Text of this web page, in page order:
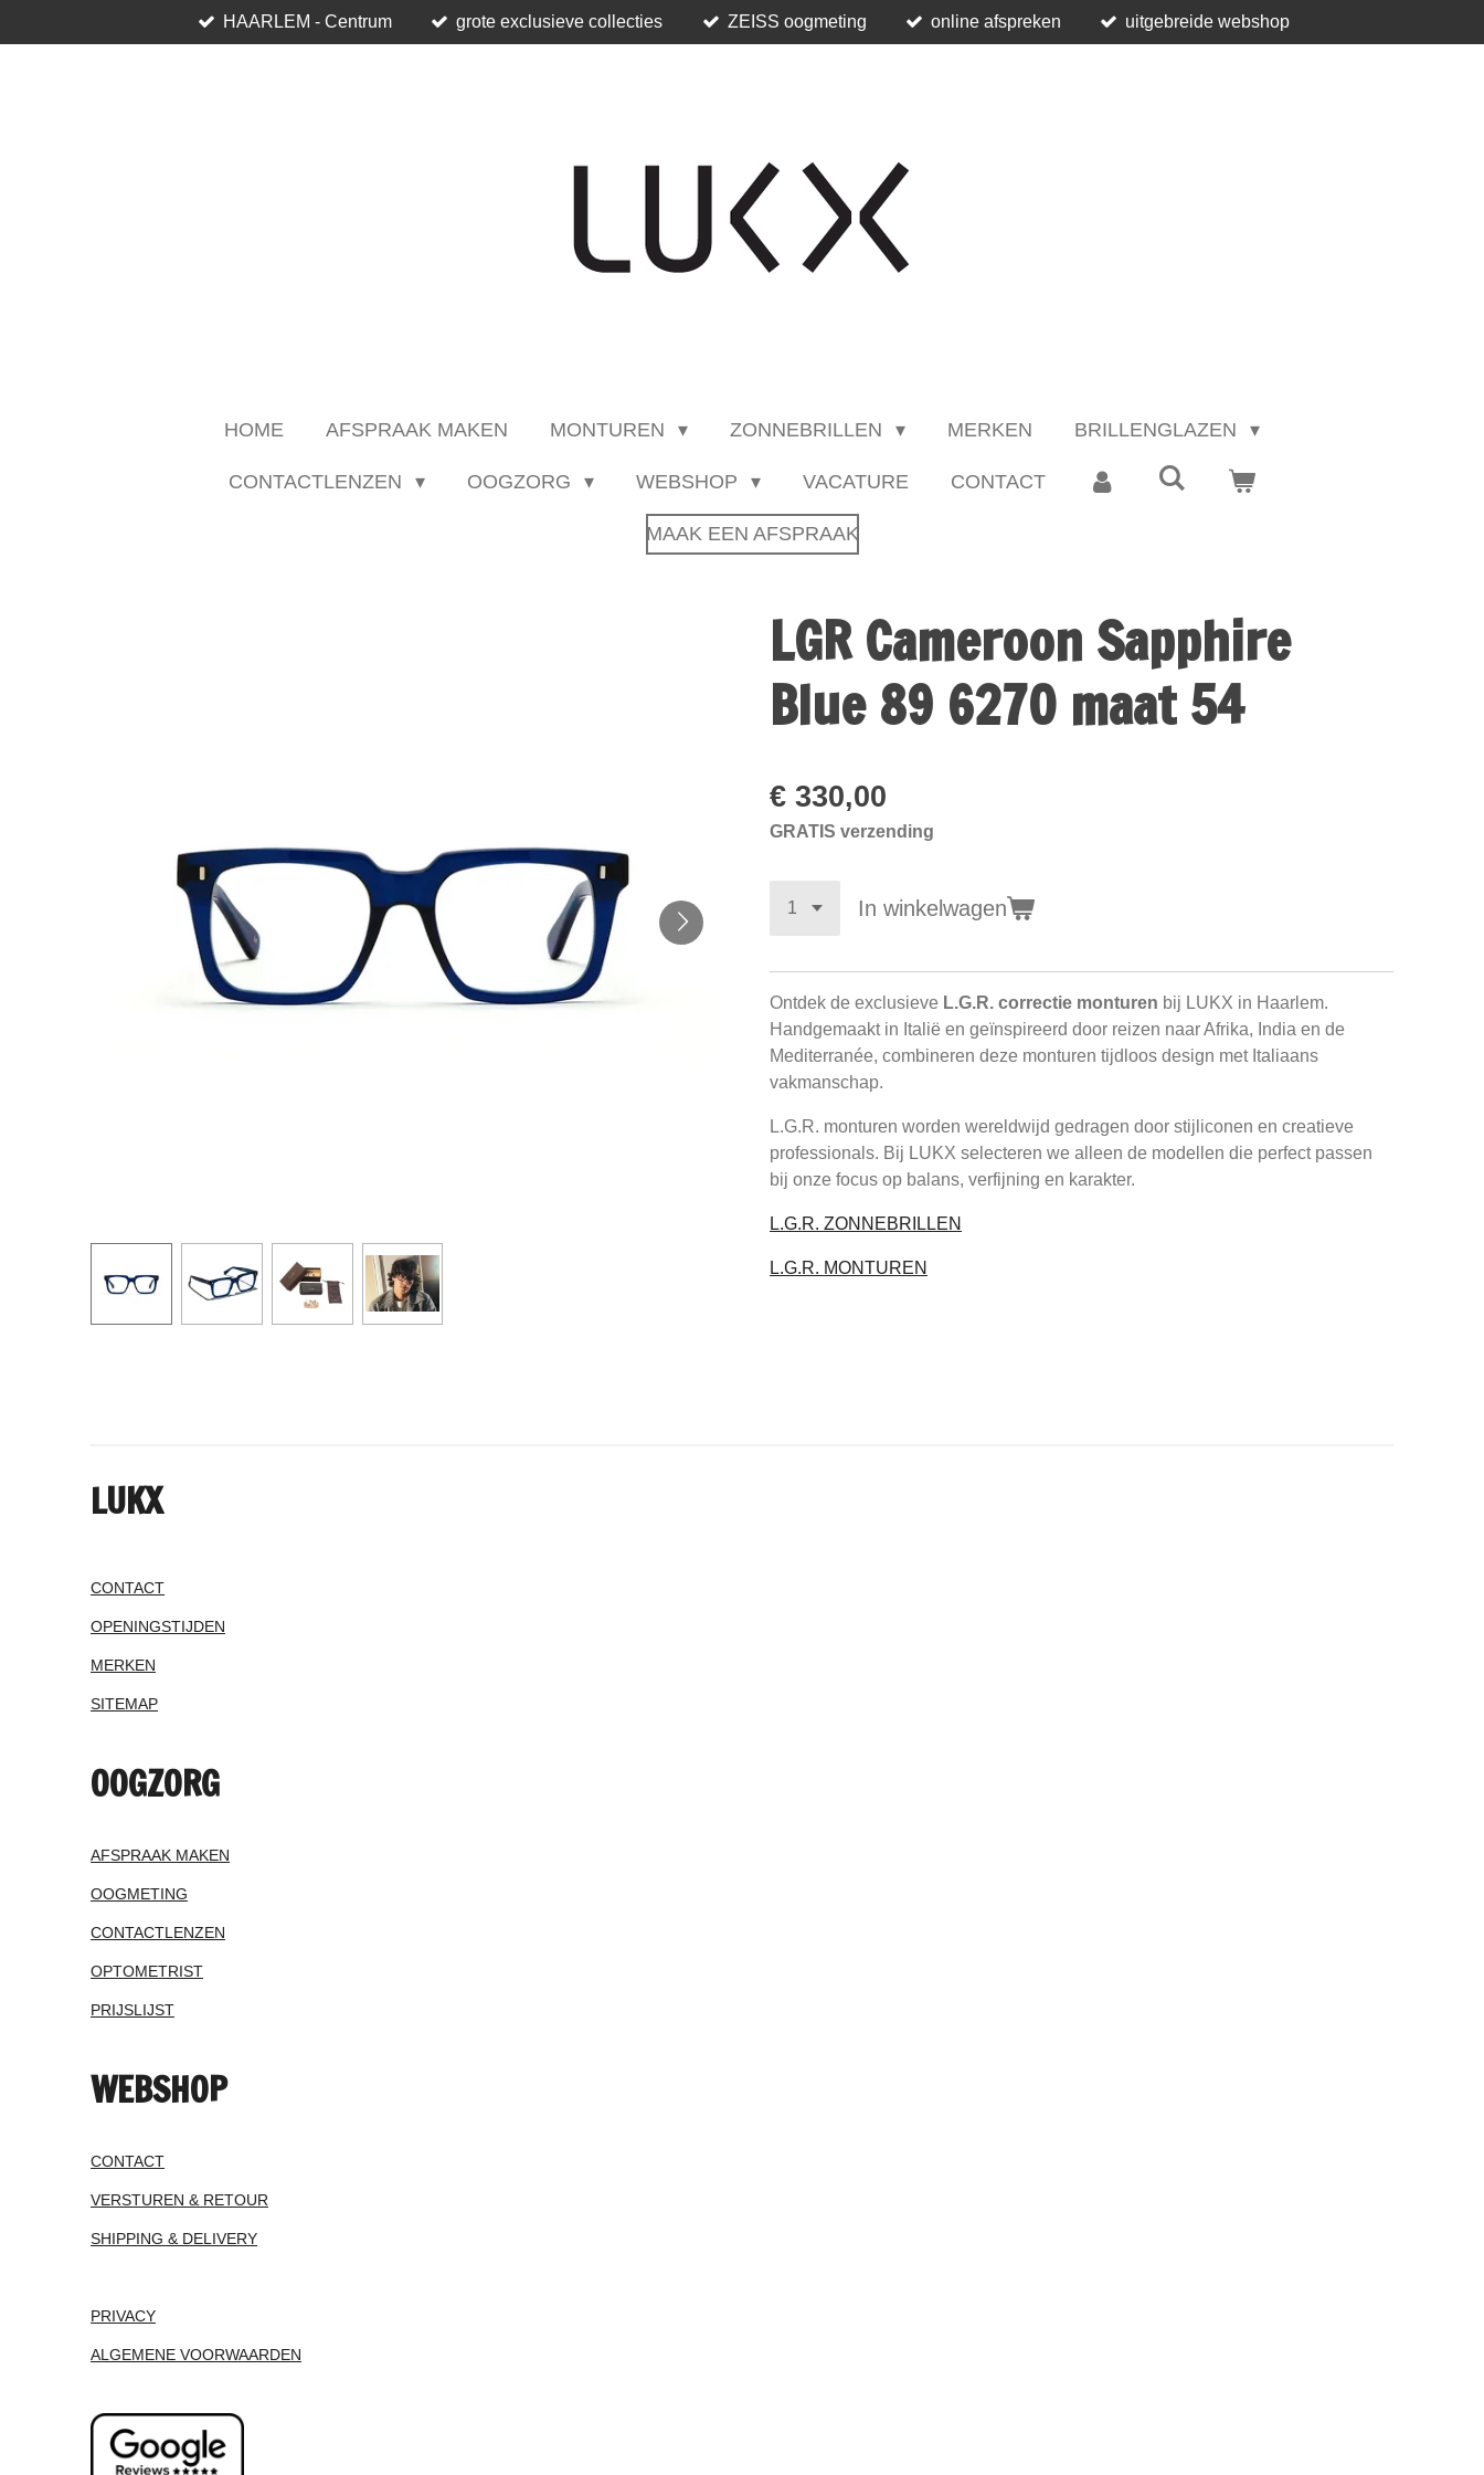
direct
HAARLEM - Centrum grote exclusieve collecties ZEISS oogmeting online afspreken uitgebreide webshop
HOME AFSPRAAK MAKEN MONTUREN ZONNEBRILLEN MERKEN BRILLENGLAZEN
CONTACTLENZEN OOGZORG WEBSHOP VACATURE CONTACT
MAAK EEN AFSPRAAK
LGR Cameroon Sapphire
Blue 89 6270 maat 54
€ 330,00
GRATIS verzending
In winkelwagen
Ontdek de exclusieve L.G.R. correctie monturen bij LUKX in Haarlem.
Handgemaakt in Italië en geïnspireerd door reizen naar Afrika, India en de
Mediterranée, combineren deze monturen tijdloos design met Italiaans
vakmanschap.
L.G.R. monturen worden wereldwijd gedragen door stijliconen en creatieve
professionals. Bij LUKX selecteren we alleen de modellen die perfect passen
bij onze focus op balans, verfijning en karakter.
L.G.R. ZONNEBRILLEN
L.G.R. MONTUREN
LUKX
CONTACT
OPENINGSTIJDEN
MERKEN
SITEMAP
OOGZORG
AFSPRAAK MAKEN
OOGMETING
CONTACTLENZEN
OPTOMETRIST
PRIJSLIJST
WEBSHOP
CONTACT
VERSTUREN & RETOUR
SHIPPING & DELIVERY
PRIVACY
ALGEMENE VOORWAARDEN